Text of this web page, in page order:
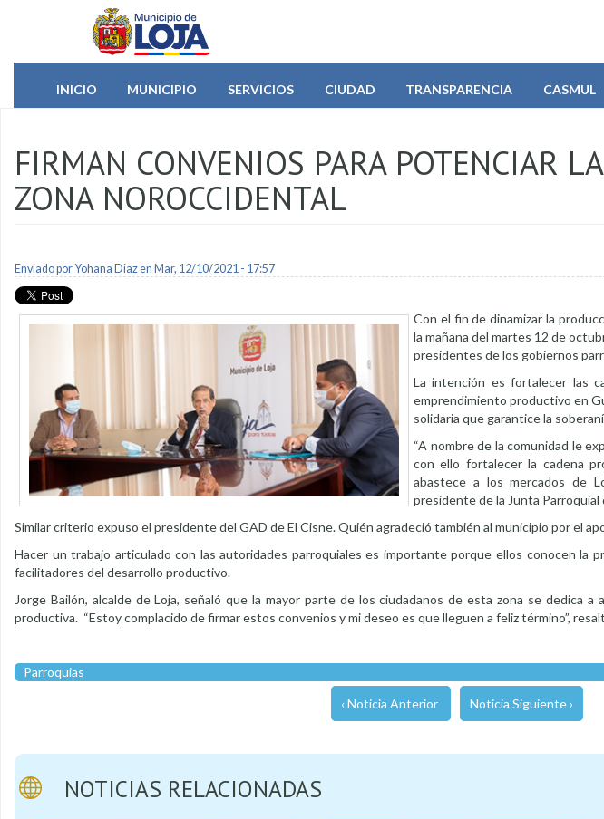
Pasar al contenido principal
INICIO
MUNICIPIO SERVICIOS CIUDAD TRANSPARENCIA CASMUL
FIRMAN CONVENIOS PARA POTENCIAR
ZONA NOROCCIDENTAL
Enviado porYohana Diazen Mar, 12/10/2021 - 17:57
Con el fin de dinamizar la
la mañana del martes 12 de
presidentes de los gobiernos
La intención es fortalecer las
emprendimiento productivo en
solidaria que garantice la
“A nombre de la comunidad le
con ello fortalecer la cadena
abastece a los mercados de
presidente de la Junta Parroquial
Similar criterio expuso el presidente del GAD de El Cisne. Quién agradeció también al municipio por el
Hacer un trabajo articulado con las autoridades parroquiales es importante porque ellos conocen la
facilitadores del desarrollo productivo.
Jorge Bailón, alcalde de Loja, señaló que la mayor parte de los ciudadanos de esta zona se dedica
productiva. “Estoy complacido de firmar estos convenios y mi deseo es que lleguen a feliz término”,
Parroquias
‹ Noticia Anterior Noticia Siguiente ›
NOTICIAS RELACIONADAS